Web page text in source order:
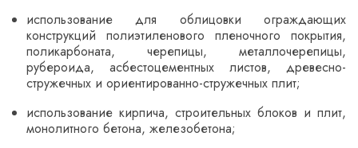
использование для облицовки ограждающих
конструкций полиэтиленового пленочного покрытия,
поликарбоната, черепицы, металлочерепицы,
рубероида, асбестоцементных листов, древесно-
стружечных и ориентированно-стружечных плит;
использование кирпича, строительных блоков и плит,
монолитного бетона, железобетона;